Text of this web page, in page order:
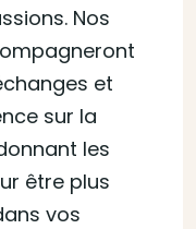
Nos
et
sur la
les
être plus
vos